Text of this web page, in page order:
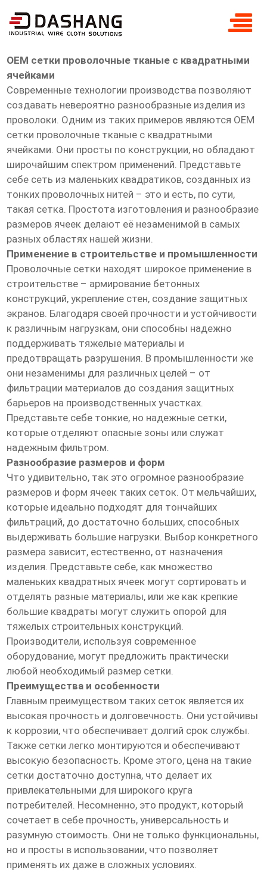
OEM сетки проволочные тканые с
квадратными
OEM сетки проволочные тканые с квадратными
ячейками
Современные технологии производства позволяют
создавать невероятно разнообразные изделия из
проволоки. Одним из таких примеров являются OEM
сетки проволочные тканые с квадратными
ячейками. Они просты по конструкции, но обладают
широчайшим спектром применений. Представьте
себе сеть из маленьких квадратиков, созданных из
тонких проволочных нитей – это и есть, по сути,
такая сетка. Простота изготовления и разнообразие
размеров ячеек делают её незаменимой в самых
разных областях нашей жизни.
Применение в строительстве и промышленности
Проволочные сетки находят широкое применение в
строительстве – армирование бетонных
конструкций, укрепление стен, создание защитных
экранов. Благодаря своей прочности и устойчивости
к различным нагрузкам, они способны надежно
поддерживать тяжелые материалы и
предотвращать разрушения. В промышленности же
они незаменимы для различных целей – от
фильтрации материалов до создания защитных
барьеров на производственных участках.
Представьте себе тонкие, но надежные сетки,
которые отделяют опасные зоны или служат
надежным фильтром.
Разнообразие размеров и форм
Что удивительно, так это огромное разнообразие
размеров и форм ячеек таких сеток. От мельчайших,
которые идеально подходят для тончайших
фильтраций, до достаточно больших, способных
выдерживать большие нагрузки. Выбор конкретного
размера зависит, естественно, от назначения
изделия. Представьте себе, как множество
маленьких квадратных ячеек могут сортировать и
отделять разные материалы, или же как крепкие
большие квадраты могут служить опорой для
тяжелых строительных конструкций.
Производители, используя современное
оборудование, могут предложить практически
любой необходимый размер сетки.
Преимущества и особенности
Главным преимуществом таких сеток является их
высокая прочность и долговечность. Они устойчивы
к коррозии, что обеспечивает долгий срок службы.
Также сетки легко монтируются и обеспечивают
высокую безопасность. Кроме этого, цена на такие
сетки достаточно доступна, что делает их
привлекательными для широкого круга
потребителей. Несомненно, это продукт, который
сочетает в себе прочность, универсальность и
разумную стоимость. Они не только функциональны,
но и просты в использовании, что позволяет
применять их даже в сложных условиях.